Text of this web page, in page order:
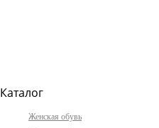
Каталог
Женская обувь